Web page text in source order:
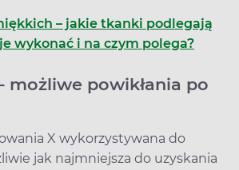
– jakie tkanki podlegają
wykonać i na czym polega?
możliwe powikłania po
X wykorzystywana do
jak najmniejsza do uzyskania